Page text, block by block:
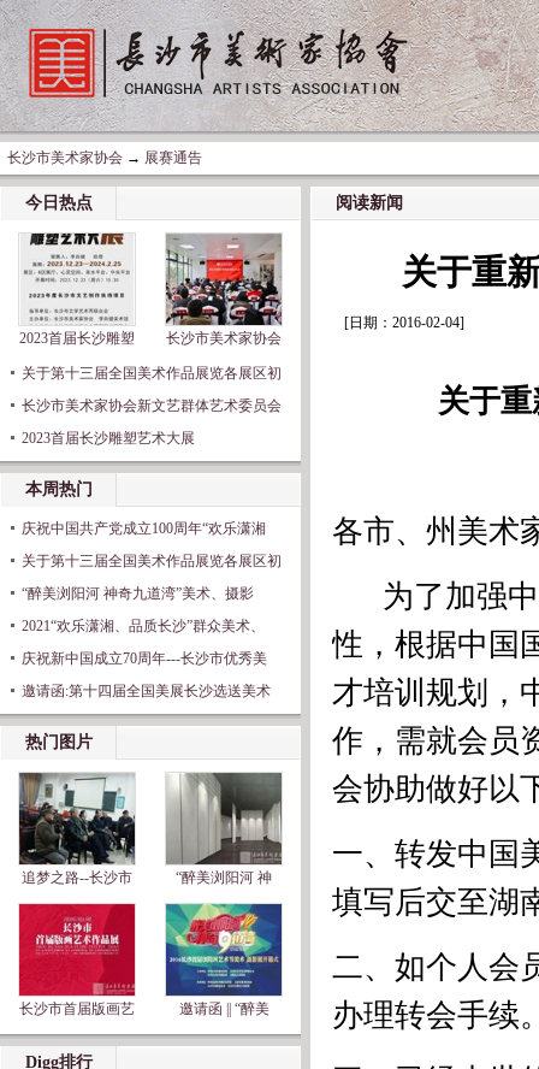
长沙市美术家协会 → 展赛通告
今日热点
2023首届长沙雕塑 长沙市美术家协会
关于第十三届全国美术作品展览各展区初
长沙市美术家协会新文艺群体艺术委员会
2023首届长沙雕塑艺术大展
本周热门
庆祝中国共产党成立100周年“欢乐潇湘
关于第十三届全国美术作品展览各展区初
“醉美浏阳河 神奇九道湾”美术、摄影
2021“欢乐潇湘、品质长沙”群众美术、
庆祝新中国成立70周年---长沙市优秀美
邀请函:第十四届全国美展长沙选送美术
热门图片
追梦之路--长沙市 “醉美浏阳河 神
长沙市首届版画艺 邀请函 || “醉美
Digg排行
阅读新闻
关于重
[日期：2016-02-04]
关于
各市、州美术
为了加强中
性，根据中国
才培训规划，
作，需就会员
会协助做好以
一、转发中国
填写后交至湖
二、如个人会
办理转会手续